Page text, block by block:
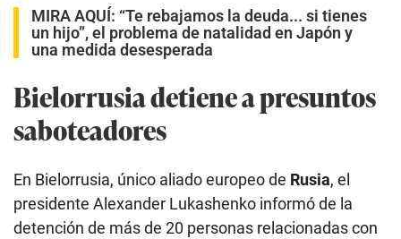
MIRA AQUÍ: “Te rebajamos la deuda... si tienes
un hijo”, el problema de natalidad en Japón y
una medida desesperada
Bielorrusia detiene a presuntos
saboteadores
En Bielorrusia, único aliado europeo de Rusia, el
presidente Alexander Lukashenko informó de la
detención de más de 20 personas relacionadas con